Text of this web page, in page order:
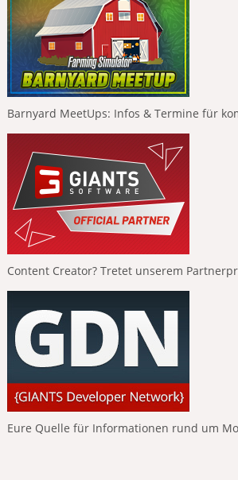
Barnyard MeetUps: Infos & Termine für
Content Creator? Tretet unserem
Eure Quelle für Informationen rund um